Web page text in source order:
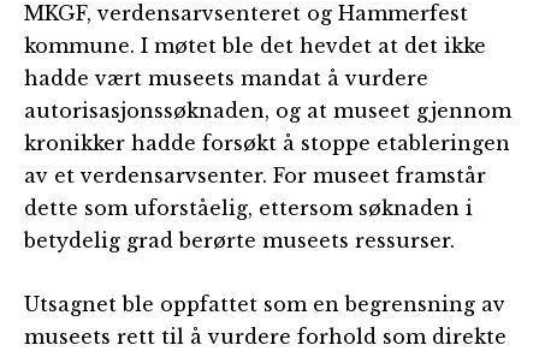
MKGF, verdensarvsenteret og Hammerfest
kommune. I møtet ble det hevdet at det ikke
hadde vært museets mandat å vurdere
autorisasjonssøknaden, og at museet gjennom
kronikker hadde forsøkt å stoppe etableringen
av et verdensarvsenter. For museet framstår
dette som uforståelig, ettersom søknaden i
betydelig grad berørte museets ressurser.
Utsagnet ble oppfattet som en begrensning av
museets rett til å vurdere forhold som direkte